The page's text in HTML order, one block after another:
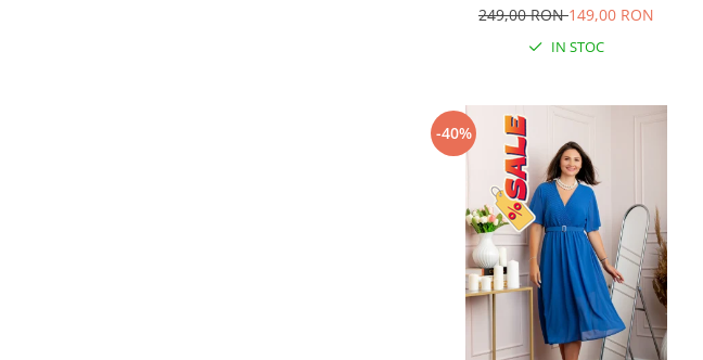
249,00 RON149,00 RON
IN STOC
-40%